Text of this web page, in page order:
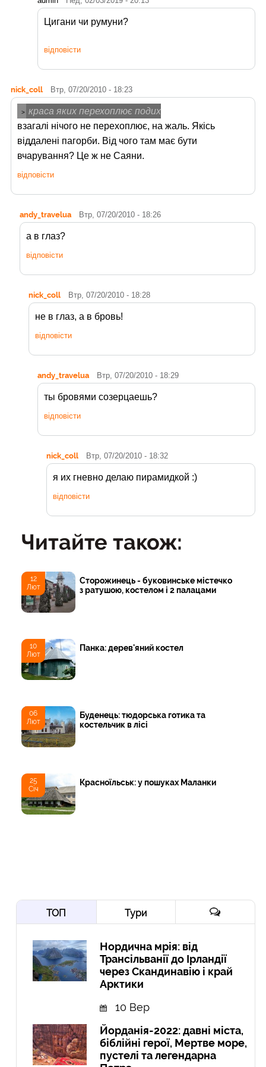
Цигани чи румуни?
відповісти
nick_coll Втр, 07/20/2010 - 18:23
> краса яких перехоплює подих
взагалі нічого не перехоплює, на жаль. Якісь
віддалені пагорби. Від чого там має бути
вчарування? Це ж не Саяни.
відповісти
andy_travelua Втр, 07/20/2010 - 18:26
а в глаз?
відповісти
nick_coll Втр, 07/20/2010 - 18:28
не в глаз, а в бровь!
відповісти
andy_travelua Втр, 07/20/2010 - 18:29
ты бровями созерцаешь?
відповісти
nick_coll Втр, 07/20/2010 - 18:32
я их гневно делаю пирамидкой :)
відповісти
Читайте також:
12
Лют
Сторожинець - буковинське містечко
з ратушою, костелом і 2 палацами
10
Лют
Панка: дерев'яний костел
06
Лют
Буденець: тюдорська готика та
костельчик в лісі
25
Січ
Красноїльськ: у пошуках Маланки
ТОП Тури
Нордична мрія: від
Трансільванії до Ірландії
через Скандинавію і край
Арктики
10 Вер
Йорданія-2022: давні міста,
біблійні герої, Мертве море,
пустелі та легендарна